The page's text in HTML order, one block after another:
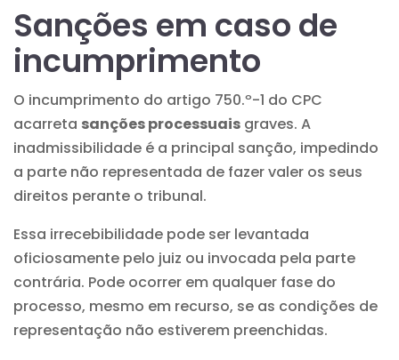
Sanções em caso de
incumprimento
O incumprimento do artigo 750.º-1 do CPC
acarreta sanções processuais graves. A
inadmissibilidade é a principal sanção, impedindo
a parte não representada de fazer valer os seus
direitos perante o tribunal.
Essa irrecebibilidade pode ser levantada
oficiosamente pelo juiz ou invocada pela parte
contrária. Pode ocorrer em qualquer fase do
processo, mesmo em recurso, se as condições de
representação não estiverem preenchidas.